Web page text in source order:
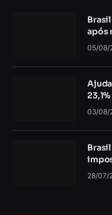
após
05/08/
03/08/
28/07/